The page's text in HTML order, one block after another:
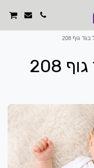
גוף 208
208